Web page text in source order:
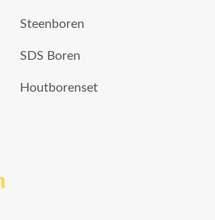
Steenboren
SDS Boren
Houtborenset